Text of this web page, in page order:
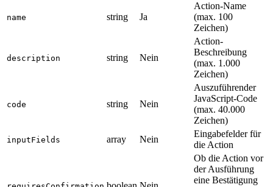
name string Ja
Action-Name
(max. 100
Zeichen)
description string Nein
Action-
Beschreibung
(max. 1.000
Zeichen)
code string Nein
Auszuführender
JavaScript-Code
(max. 40.000
Zeichen)
inputFields array Nein
Eingabefelder für
die Action
Ob die Action vor
der Ausführung
eine Bestätigung